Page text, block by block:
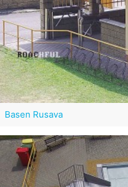
Basen Rusava